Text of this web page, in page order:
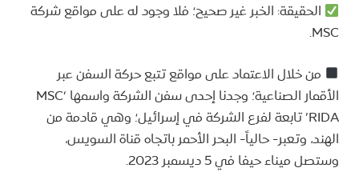
الحقيقة: الخبر غير صحيح؛ فلا وجود له على مواقع شركة
MSC.
من خلال الاعتماد على مواقع تتبع حركة السفن عبر
الأقمار الصناعية؛ وجدنا إحدى سفن الشركة واسمها ‘MSC
RIDA’ تابعة لفرع الشركة في إسرائيل؛ وهي قادمة من
الهند، وتعبر- حالياً- البحر الأحمر باتجاه قناة السويس،
وستصل ميناء حيفا في 5 ديسمبر 2023.